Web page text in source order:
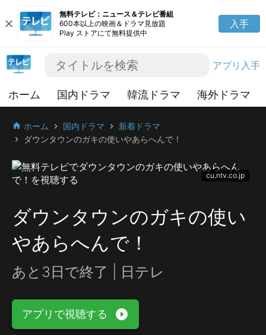
close
無料テレビ：ニュース＆テレビ番組
600本以上の映画＆ドラマ見放題
Play ストアにて無料提供中
入手
アプリ入手
ホーム 国内ドラマ 韓流ドラマ 海外ドラマ
home ホーム chevron_right 国内ドラマ chevron_right 新着ドラマ
chevron_right ダウンタウンのガキの使いやあらへんで！
cu.ntv.co.jp
ダウンタウンのガキの使い
やあらへんで！
あと3日で終了 | 日テレ
アプリで視聴する play_circle_filled